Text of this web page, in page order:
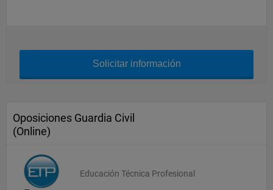
Solicitar información
Oposiciones Guardia Civil
(Online)
Educación Técnica Profesional